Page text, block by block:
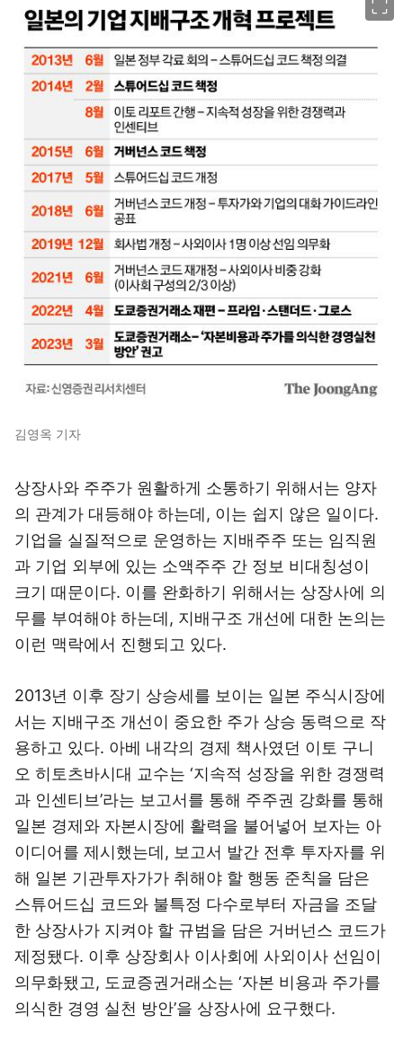
김영옥 기자
상장사와 주주가 원활하게 소통하기 위해서는 양자
의 관계가 대등해야 하는데, 이는 쉽지 않은 일이다.
기업을 실질적으로 운영하는 지배주주 또는 임직원
과 기업 외부에 있는 소액주주 간 정보 비대칭성이
크기 때문이다. 이를 완화하기 위해서는 상장사에 의
무를 부여해야 하는데, 지배구조 개선에 대한 논의는
이런 맥락에서 진행되고 있다.
2013년 이후 장기 상승세를 보이는 일본 주식시장에
서는 지배구조 개선이 중요한 주가 상승 동력으로 작
용하고 있다. 아베 내각의 경제 책사였던 이토 구니
오 히토츠바시대 교수는 ‘지속적 성장을 위한 경쟁력
과 인센티브’라는 보고서를 통해 주주권 강화를 통해
일본 경제와 자본시장에 활력을 불어넣어 보자는 아
이디어를 제시했는데, 보고서 발간 전후 투자자를 위
해 일본 기관투자가가 취해야 할 행동 준칙을 담은
스튜어드십 코드와 불특정 다수로부터 자금을 조달
한 상장사가 지켜야 할 규범을 담은 거버넌스 코드가
제정됐다. 이후 상장회사 이사회에 사외이사 선임이
의무화됐고, 도쿄증권거래소는 ‘자본 비용과 주가를
의식한 경영 실천 방안’을 상장사에 요구했다.